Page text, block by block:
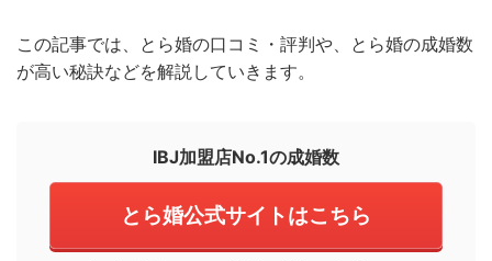
この記事では、とら婚の口コミ・評判や、とら婚の成婚数
が高い秘訣などを解説していきます。
IBJ加盟店No.1の成婚数
とら婚公式サイトはこちら